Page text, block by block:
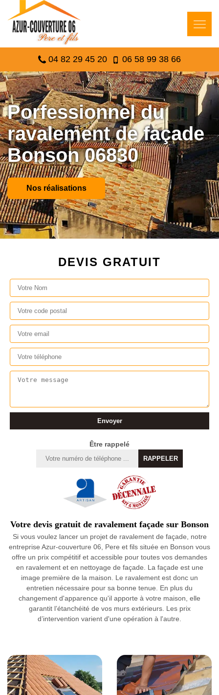
04 82 29 45 20 06 58 99 38 66
Porfessionnel du
ravalement de façade
Bonson 06830
Nos réalisations
DEVIS GRATUIT
Être rappelé
Votre devis gratuit de ravalement façade sur Bonson
Si vous voulez lancer un projet de ravalement de façade, notre
entreprise Azur-couverture 06, Pere et fils située en Bonson vous
offre un prix compétitif et accessible pour toutes vos demandes
en ravalement et en nettoyage de façade. La façade est une
image première de la maison. Le ravalement est donc un
entretien nécessaire pour sa bonne tenue. En plus du
changement d'apparence qu'il apporte à votre maison, elle
garantit l’étanchéité de vos murs extérieurs. Les prix
d’intervention varient d'une opération à l'autre.